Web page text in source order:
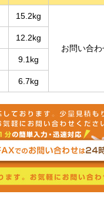
15.2kg
お問い合わ
12.2kg
9.1kg
6.7kg